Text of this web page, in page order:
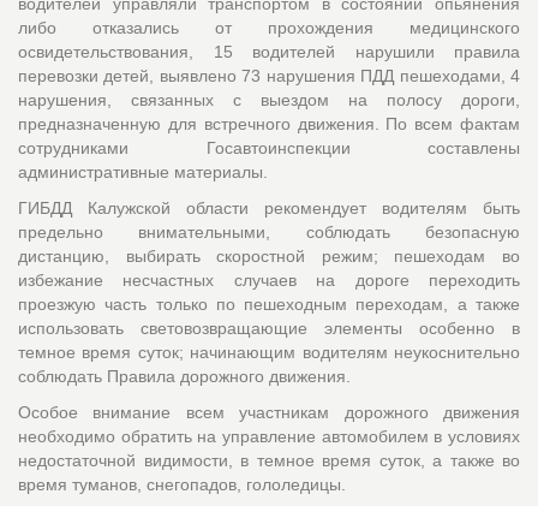
либо отказались от прохождения медицинского
освидетельствования, 15 водителей нарушили правила
перевозки детей, выявлено 73 нарушения ПДД пешеходами, 4
нарушения, связанных с выездом на полосу дороги,
предназначенную для встречного движения. По всем фактам
сотрудниками Госавтоинспекции составлены
административные материалы.
ГИБДД Калужской области рекомендует водителям быть
предельно внимательными, соблюдать безопасную
дистанцию, выбирать скоростной режим; пешеходам во
избежание несчастных случаев на дороге переходить
проезжую часть только по пешеходным переходам, а также
использовать световозвращающие элементы особенно в
темное время суток; начинающим водителям неукоснительно
соблюдать Правила дорожного движения.
Особое внимание всем участникам дорожного движения
необходимо обратить на управление автомобилем в условиях
недостаточной видимости, в темное время суток, а также во
время туманов, снегопадов, гололедицы.